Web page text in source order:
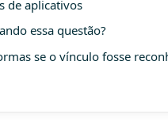
de aplicativos
essa questão?
se o vínculo fosse